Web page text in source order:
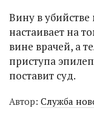
Вину в
настаивает на
вине врачей, а
приступа
поставит суд.
Автор: Служба